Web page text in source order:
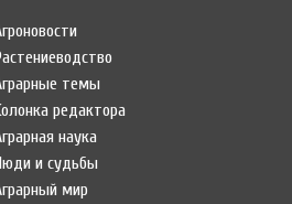
темы
редактора
наука
и судьбы
мир